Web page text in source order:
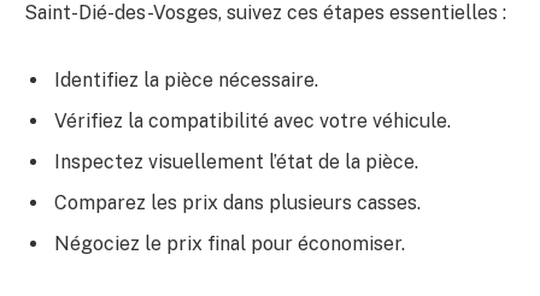
Saint-Dié-des-Vosges, suivez ces étapes essentielles :
Identifiez la pièce nécessaire.
Vérifiez la compatibilité avec votre véhicule.
Inspectez visuellement l’état de la pièce.
Comparez les prix dans plusieurs casses.
Négociez le prix final pour économiser.